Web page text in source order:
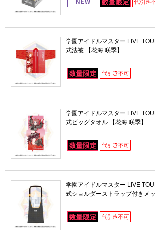
学園アイドルマスター LIVE
式法被 【花海 咲季】
学園アイドルマスター LIVE
式ビッグタオル 【花海 咲季】
学園アイドルマスター LIVE
式ショルダーストラップ付きメ